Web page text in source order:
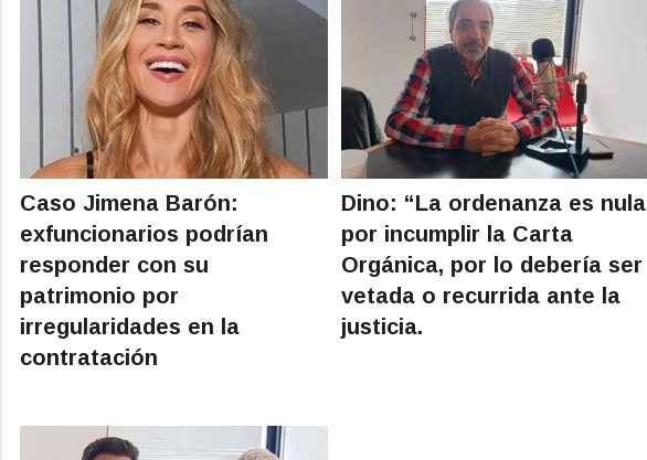
Caso Jimena Barón:
exfuncionarios podrían
responder con su
patrimonio por
irregularidades en la
contratación
Dino: “La ordenanza es nula
por incumplir la Carta
Orgánica, por lo debería ser
vetada o recurrida ante la
justicia.